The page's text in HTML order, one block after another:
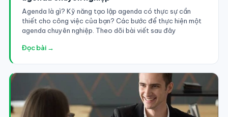
Agenda là gì? Kỹ năng tạo lập agenda có thực sự cần
thiết cho công việc của bạn? Các bước để thực hiện một
agenda chuyên nghiệp. Theo dõi bài viết sau đây
Đọc bài →